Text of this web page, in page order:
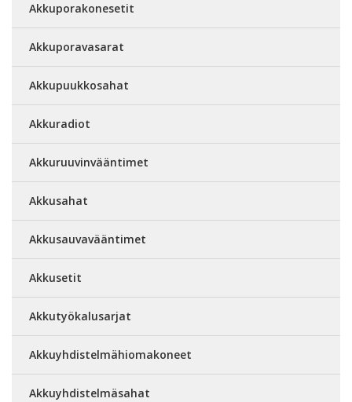
Akkuporakonesetit
Akkuporavasarat
Akkupuukkosahat
Akkuradiot
Akkuruuvinvääntimet
Akkusahat
Akkusauvavääntimet
Akkusetit
Akkutyökalusarjat
Akkuyhdistelmähiomakoneet
Akkuyhdistelmäsahat